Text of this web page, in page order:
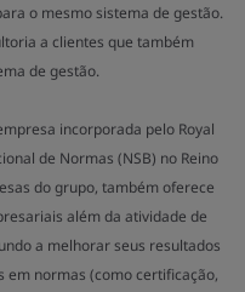
o mesmo sistema de gestão.
a clientes que também
de gestão.
incorporada pelo Royal
de Normas (NSB) no Reino
do grupo, também oferece
além da atividade de
a melhorar seus resultados
em normas (como certificação,